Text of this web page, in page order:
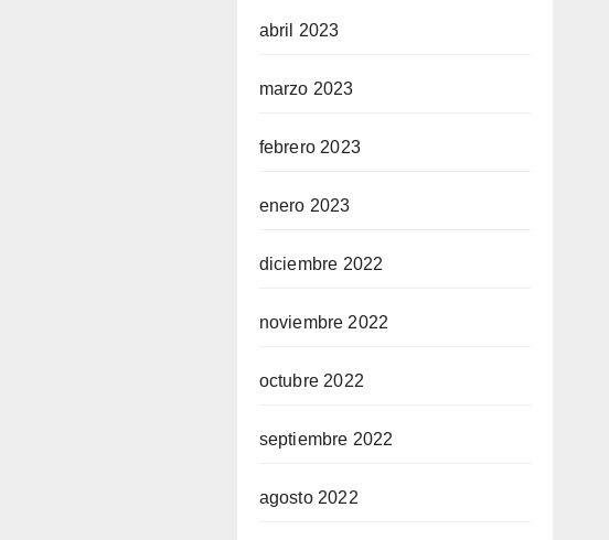
abril 2023
marzo 2023
febrero 2023
enero 2023
diciembre 2022
noviembre 2022
octubre 2022
septiembre 2022
agosto 2022